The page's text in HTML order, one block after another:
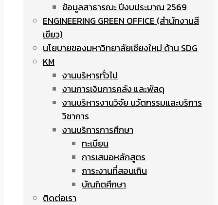
ข้อมูลสาธารณะ ปีงบประมาณ 2569
ENGINEERING GREEN OFFICE (สำนักงานสี
เขียว)
นโยบายของมหาวิทยาลัยเชียงใหม่ ด้าน SDG
KM
งานบริหารทั่วไป
งานการเงินการคลัง และพัสดุ
งานบริหารงานวิจัย นวัตกรรมและบริการ
วิชาการ
งานบริการการศึกษา
ทะเบียน
การเสนอหลักสูตร
ภาระงานที่สอนเกิน
บัณฑิตศึกษา
ติดต่อเรา